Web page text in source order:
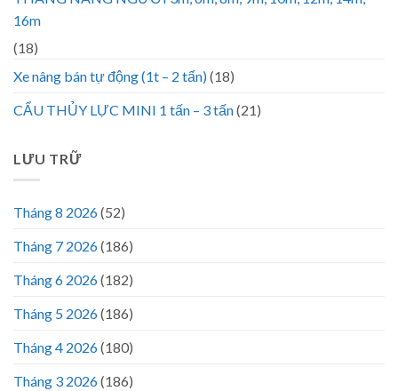
16m
(18)
Xe nâng bán tự động (1t – 2 tấn)(18)
CẨU THỦY LỰC MINI 1 tấn – 3 tấn(21)
LƯU TRỮ
Tháng 8 2026(52)
Tháng 7 2026(186)
Tháng 6 2026(182)
Tháng 5 2026(186)
Tháng 4 2026(180)
Tháng 3 2026(186)